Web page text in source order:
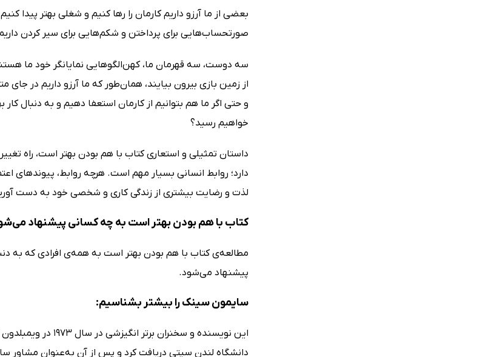
بعضی از ما آرزو داریم کارمان را رها کنیم و شغلی بهتر پیدا
صورتحساب‌هایی برای پرداختن و ‌شکم‌هایی برای سیر کردن
سه دوست، سه قهرمان ما، کهن‌الگوهایی نمایانگر خود ما
از زمین بازی بیرون بیایند، همان‌طور که ما آرزو داریم در جای
و حتی اگر ما هم بتوانیم از کارمان استعفا دهیم و به
خواهیم رسید؟
داستان تمثیلی و استعاری کتاب با هم بودن بهتر است، راه
دارد؛ روابط انسانی بسیار مهم است. هرچه روابط، پیوندهای
لذت و رضایت بیشتری از زندگی کاری و شخصی خود به دست
کتاب با هم بودن بهتر است به چه کسانی پیشنهاد
مطالعه‌ی کتاب با هم بودن بهتر است به همه‌ی افرادی که به
پیشنهاد می‌شود.
سایمون سینک را بیشتر بشناسیم:
این نویسنده و